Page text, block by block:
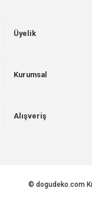
Üyelik
Kurumsal
Alışveriş
© dogudeko.com